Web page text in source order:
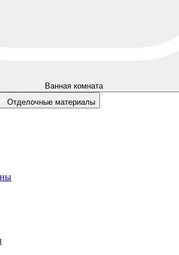
Ванная комната
Отделочные материалы